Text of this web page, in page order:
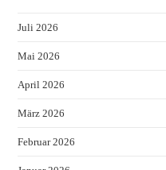
Juli 2026
Mai 2026
April 2026
März 2026
Februar 2026